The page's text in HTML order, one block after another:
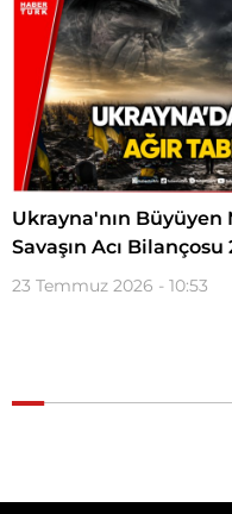
Ukrayna'nın Büyüyen
Savaşın Acı
23 Temmuz 2026 - 10:53